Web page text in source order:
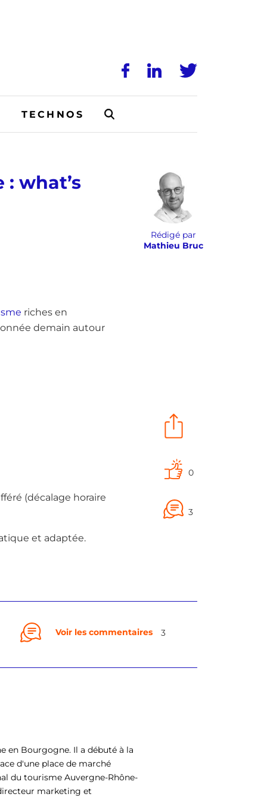
TECHNOS
what’s
Rédigé par
Mathieu Bruc
0
3
riches en
demain autour
(décalage horaire
et adaptée.
Voir les commentaires 3
en Bourgogne. Il a débuté à la
d'une place de marché
du tourisme Auvergne-Rhône-
marketing et